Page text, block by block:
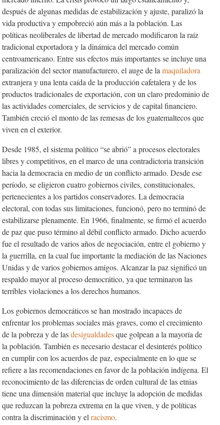
después de algunas medidas de estabilización y ajuste, paralizó la
vida productiva y empobreció aún más a la población. Las
políticas neoliberales de libertad de mercado modificaron la raíz
tradicional exportadora y la dinámica del mercado común
centroamericano. Entre sus efectos más importantes se incluye una
paralización del sector manufacturero, el auge de la maquiladora
extranjera y una lenta caída de la producción cafetalera y de los
productos tradicionales de exportación, con un claro predominio de
las actividades comerciales, de servicios y de capital financiero.
También creció el monto de las remesas de los guatemaltecos que
viven en el exterior.
Desde 1985, el sistema político “se abrió” a procesos electorales
libres y competitivos, en el marco de una contradictoria transición
hacia la democracia en medio de un conflicto armado. Desde ese
período, se eligieron cuatro gobiernos civiles, constitucionales,
pertenecientes a los partidos conservadores. La democracia
electoral, con todas sus limitaciones, funcionó, pero no terminó de
estabilizarse plenamente. En 1966, finalmente, se firmó el acuerdo
de paz que puso término al débil conflicto armado. Dicho acuerdo
fue el resultado de varios años de negociación, entre el gobierno y
la guerrilla, en la cual fue importante la mediación de las Naciones
Unidas y de varios gobiernos amigos. Alcanzar la paz significó un
respaldo mayor al proceso democrático, ya que terminaron las
terribles violaciones a los derechos humanos.
Los gobiernos democráticos se han mostrado incapaces de
enfrentar los problemas sociales más graves, como el crecimiento
de la pobreza y de lasdesigualdadesque golpean a la mayoría de
la población. También es necesario destacar el desinterés político
en cumplir con los acuerdos de paz, especialmente en lo que se
refiere a las recomendaciones en favor de la población indígena. El
reconocimiento de las diferencias de orden cultural de las etnias
tiene una dimensión material que incluye la adopción de medidas
que reduzcan la pobreza extrema en la que viven, y de políticas
contra la discriminación y el racismo.